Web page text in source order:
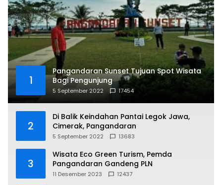
1
Pangandaran Sunset Tujuan Spot Wisata
Bagi Pengunjung
5 September 2022 17454
2
Di Balik Keindahan Pantai Legok Jawa,
Cimerak, Pangandaran
5 September 2022 13683
3
Wisata Eco Green Turism, Pemda
Pangandaran Gandeng PLN
11 Desember 2023 12437